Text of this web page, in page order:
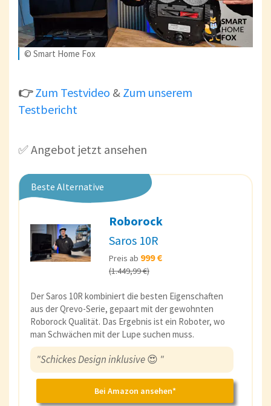
© Smart Home Fox
👉 Zum Testvideo & Zum unserem
Testbericht
✅ Angebot jetzt ansehen
Beste Alternative
Roborock
Saros 10R
Preis ab 999 €
(1.449,99 €)
Der Saros 10R kombiniert die besten Eigenschaften
aus der Qrevo-Serie, gepaart mit der gewohnten
Roborock Qualität. Das Ergebnis ist ein Roboter, wo
man Schwächen mit der Lupe suchen muss.
"Schickes Design inklusive😍 "
Bei Amazon ansehen*